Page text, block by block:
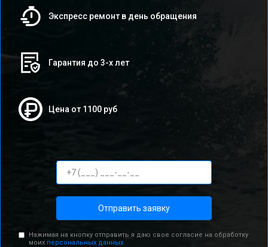
Экспресс ремонт в день обращения
Гарантия до 3-х лет
Цена от 1100 руб
Отправить заявку
Нажимая на кнопку отправить я даю свое согласие на обработку
моих персональных данных.